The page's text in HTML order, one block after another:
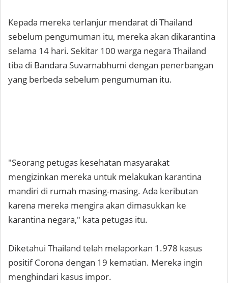
Kepada mereka terlanjur mendarat di Thailand
sebelum pengumuman itu, mereka akan dikarantina
selama 14 hari. Sekitar 100 warga negara Thailand
tiba di Bandara Suvarnabhumi dengan penerbangan
yang berbeda sebelum pengumuman itu.
"Seorang petugas kesehatan masyarakat
mengizinkan mereka untuk melakukan karantina
mandiri di rumah masing-masing. Ada keributan
karena mereka mengira akan dimasukkan ke
karantina negara," kata petugas itu.
Diketahui Thailand telah melaporkan 1.978 kasus
positif Corona dengan 19 kematian. Mereka ingin
menghindari kasus impor.